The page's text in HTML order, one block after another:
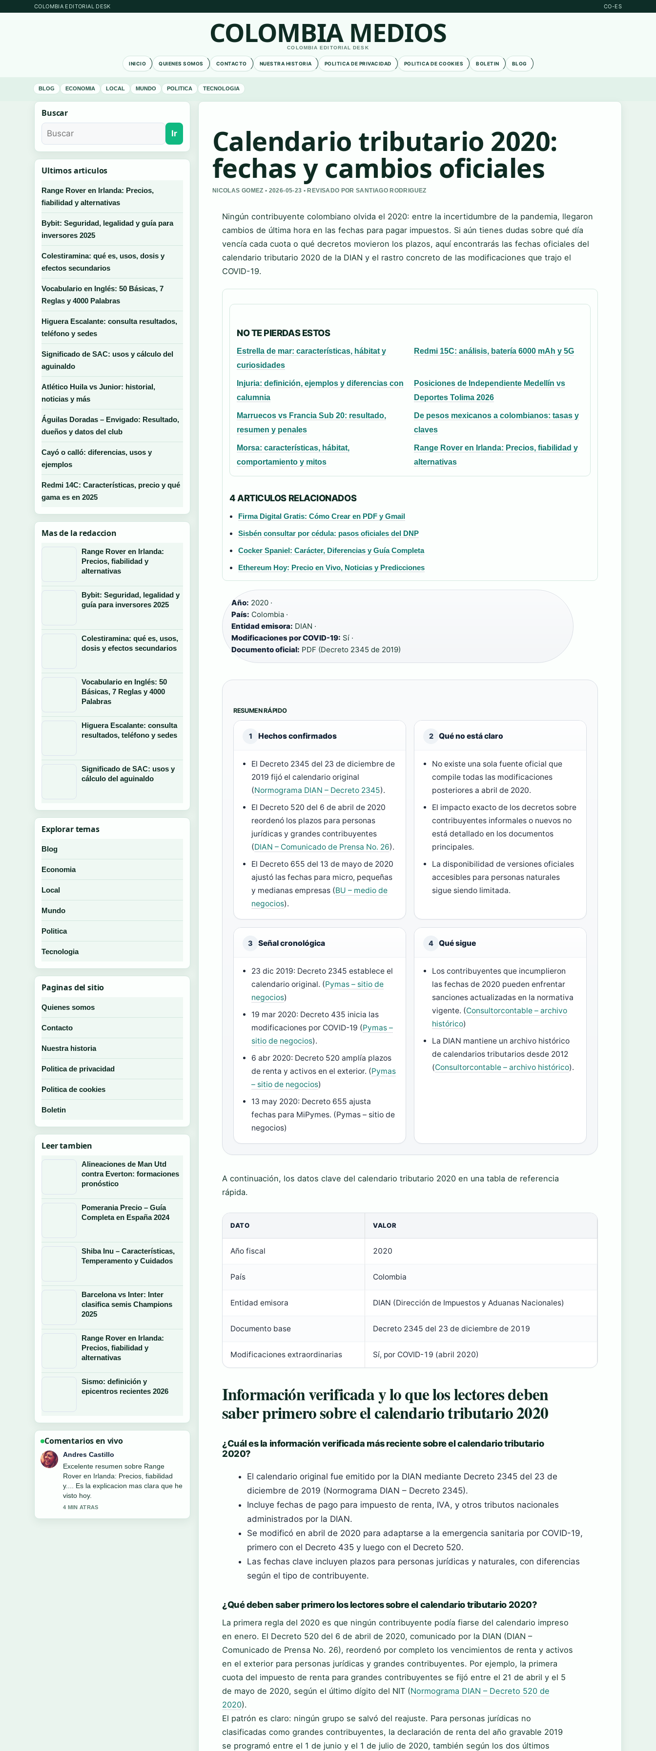
COLOMBIA EDITORIAL DESK CO-ES
COLOMBIA MEDIOS
COLOMBIA EDITORIAL DESK
INICIO QUIENES SOMOS CONTACTO NUESTRA HISTORIA POLITICA DE PRIVACIDAD POLITICA DE COOKIES BOLETIN BLOG
BLOG ECONOMIA LOCAL MUNDO POLITICA TECNOLOGIA
Calendario tributario 2020:
fechas y cambios oficiales
NICOLAS GOMEZ • 2026-05-23 • REVISADO POR SANTIAGO RODRIGUEZ
Ningún contribuyente colombiano olvida el 2020: entre la incertidumbre de la pandemia, llegaron
cambios de última hora en las fechas para pagar impuestos. Si aún tienes dudas sobre qué día
vencía cada cuota o qué decretos movieron los plazos, aquí encontrarás las fechas oficiales del
calendario tributario 2020 de la DIAN y el rastro concreto de las modificaciones que trajo el
COVID-19.
NO TE PIERDAS ESTOS
Estrella de mar: características, hábitat y
curiosidades
Redmi 15C: análisis, batería 6000 mAh y 5G
Injuria: definición, ejemplos y diferencias con
calumnia
Posiciones de Independiente Medellín vs
Deportes Tolima 2026
Marruecos vs Francia Sub 20: resultado,
resumen y penales
De pesos mexicanos a colombianos: tasas y
claves
Morsa: características, hábitat,
comportamiento y mitos
Range Rover en Irlanda: Precios, fiabilidad y
alternativas
4 ARTICULOS RELACIONADOS
Firma Digital Gratis: Cómo Crear en PDF y Gmail
Sisbén consultar por cédula: pasos oficiales del DNP
Cocker Spaniel: Carácter, Diferencias y Guía Completa
Ethereum Hoy: Precio en Vivo, Noticias y Predicciones
Año: 2020 ·
País: Colombia ·
Entidad emisora: DIAN ·
Modificaciones por COVID-19: Sí ·
Documento oficial: PDF (Decreto 2345 de 2019)
RESUMEN RÁPIDO
1 Hechos confirmados
El Decreto 2345 del 23 de diciembre de
2019 fijó el calendario original
(Normograma DIAN – Decreto 2345).
El Decreto 520 del 6 de abril de 2020
reordenó los plazos para personas
jurídicas y grandes contribuyentes
(DIAN – Comunicado de Prensa No. 26).
El Decreto 655 del 13 de mayo de 2020
ajustó las fechas para micro, pequeñas
y medianas empresas (BU – medio de
negocios).
2 Qué no está claro
No existe una sola fuente oficial que
compile todas las modificaciones
posteriores a abril de 2020.
El impacto exacto de los decretos sobre
contribuyentes informales o nuevos no
está detallado en los documentos
principales.
La disponibilidad de versiones oficiales
accesibles para personas naturales
sigue siendo limitada.
3 Señal cronológica
23 dic 2019: Decreto 2345 establece el
calendario original. (Pymas – sitio de
negocios)
19 mar 2020: Decreto 435 inicia las
modificaciones por COVID-19 (Pymas –
sitio de negocios).
6 abr 2020: Decreto 520 amplía plazos
de renta y activos en el exterior. (Pymas
– sitio de negocios)
13 may 2020: Decreto 655 ajusta
fechas para MiPymes. (Pymas – sitio de
negocios)
4 Qué sigue
Los contribuyentes que incumplieron
las fechas de 2020 pueden enfrentar
sanciones actualizadas en la normativa
vigente. (Consultorcontable – archivo
histórico)
La DIAN mantiene un archivo histórico
de calendarios tributarios desde 2012
(Consultorcontable – archivo histórico).
A continuación, los datos clave del calendario tributario 2020 en una tabla de referencia
rápida.
DATO VALOR
Año fiscal 2020
País Colombia
Entidad emisora DIAN (Dirección de Impuestos y Aduanas Nacionales)
Documento base Decreto 2345 del 23 de diciembre de 2019
Modificaciones extraordinarias Sí, por COVID-19 (abril 2020)
Información verificada y lo que los lectores deben
saber primero sobre el calendario tributario 2020
¿Cuál es la información verificada más reciente sobre el calendario tributario
2020?
El calendario original fue emitido por la DIAN mediante Decreto 2345 del 23 de
diciembre de 2019 (Normograma DIAN – Decreto 2345).
Incluye fechas de pago para impuesto de renta, IVA, y otros tributos nacionales
administrados por la DIAN.
Se modificó en abril de 2020 para adaptarse a la emergencia sanitaria por COVID-19,
primero con el Decreto 435 y luego con el Decreto 520.
Las fechas clave incluyen plazos para personas jurídicas y naturales, con diferencias
según el tipo de contribuyente.
¿Qué deben saber primero los lectores sobre el calendario tributario 2020?
La primera regla del 2020 es que ningún contribuyente podía fiarse del calendario impreso
en enero. El Decreto 520 del 6 de abril de 2020, comunicado por la DIAN (DIAN –
Comunicado de Prensa No. 26), reordenó por completo los vencimientos de renta y activos
en el exterior para personas jurídicas y grandes contribuyentes. Por ejemplo, la primera
cuota del impuesto de renta para grandes contribuyentes se fijó entre el 21 de abril y el 5
de mayo de 2020, según el último dígito del NIT (Normograma DIAN – Decreto 520 de
2020).
El patrón es claro: ningún grupo se salvó del reajuste. Para personas jurídicas no
clasificadas como grandes contribuyentes, la declaración de renta del año gravable 2019
se programó entre el 1 de junio y el 1 de julio de 2020, también según los dos últimos
Buscar
Ir
Ultimos articulos
Range Rover en Irlanda: Precios,
fiabilidad y alternativas
Bybit: Seguridad, legalidad y guía para
inversores 2025
Colestiramina: qué es, usos, dosis y
efectos secundarios
Vocabulario en Inglés: 50 Básicas, 7
Reglas y 4000 Palabras
Higuera Escalante: consulta resultados,
teléfono y sedes
Significado de SAC: usos y cálculo del
aguinaldo
Atlético Huila vs Junior: historial,
noticias y más
Águilas Doradas – Envigado: Resultado,
dueños y datos del club
Cayó o calló: diferencias, usos y
ejemplos
Redmi 14C: Características, precio y qué
gama es en 2025
Mas de la redaccion
Range Rover en Irlanda:
Precios, fiabilidad y
alternativas
Bybit: Seguridad, legalidad y
guía para inversores 2025
Colestiramina: qué es, usos,
dosis y efectos secundarios
Vocabulario en Inglés: 50
Básicas, 7 Reglas y 4000
Palabras
Higuera Escalante: consulta
resultados, teléfono y sedes
Significado de SAC: usos y
cálculo del aguinaldo
Explorar temas
Blog
Economia
Local
Mundo
Politica
Tecnologia
Paginas del sitio
Quienes somos
Contacto
Nuestra historia
Politica de privacidad
Politica de cookies
Boletin
Leer tambien
Alineaciones de Man Utd
contra Everton: formaciones
pronóstico
Pomerania Precio – Guía
Completa en España 2024
Shiba Inu – Características,
Temperamento y Cuidados
Barcelona vs Inter: Inter
clasifica semis Champions
2025
Range Rover en Irlanda:
Precios, fiabilidad y
alternativas
Sismo: definición y
epicentros recientes 2026
Comentarios en vivo
Sofia Martinez
Estoy siguiendo Bybit: Seguridad,
legalidad y guía para inversores... de
cerca y se agradece el tono
equilibrado.
6 MIN ATRAS